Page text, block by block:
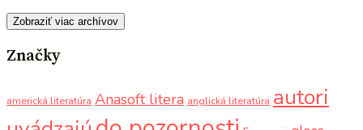
Zobraziť viac archívov
Značky
americká literatúra Anasoft litera anglická literatúra autori